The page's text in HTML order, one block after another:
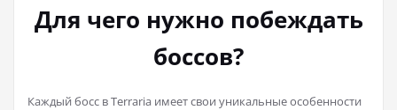
Для чего нужно побеждать
боссов?
Каждый босс в Terraria имеет свои уникальные особенности